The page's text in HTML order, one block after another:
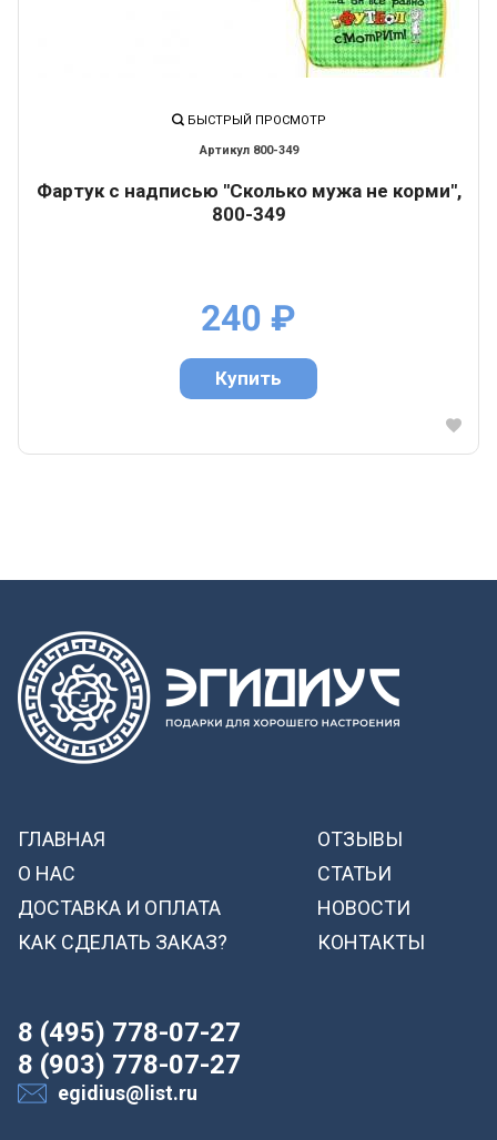
БЫСТРЫЙ ПРОСМОТР
800-349
Фартук с надписью "Сколько мужа не корми",
800-349
240 ₽
Купить
ГЛАВНАЯ
О НАС
ДОСТАВКА И ОПЛАТА
КАК СДЕЛАТЬ ЗАКАЗ?
ОТЗЫВЫ
СТАТЬИ
НОВОСТИ
КОНТАКТЫ
8 (495) 778-07-27
8 (903) 778-07-27
egidius@list.ru